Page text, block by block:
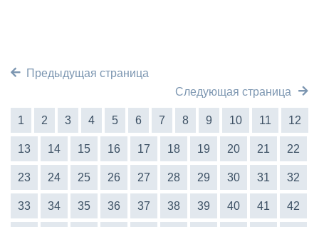
Предыдущая страница
Следующая страница
1 2 3 4 5 6 7 8 9 10 11 12
13 14 15 16 17 18 19 20 21 22
23 24 25 26 27 28 29 30 31 32
33 34 35 36 37 38 39 40 41 42